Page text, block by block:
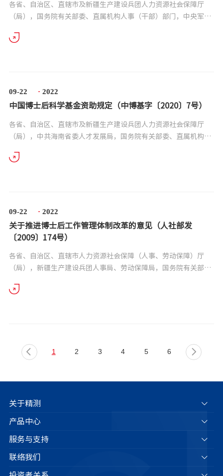
各省、自治区、直辖市及新疆生产建设兵团人力资源社会保障厅
（局），国务院有关部委、直属机构人事（干部）部门，中央军委
层次创新型青年人才的一项重要制 度。改革...
09-22 · 2022
中国博士后科学基金资助规定（中博基字〔2020〕7号）
各省、自治区、直辖市及新疆生产建设兵团人力资源社会保障厅
（局），中共海南省委人才发展局，国务院有关部委、直属机构人
位： 《中国博士后科学基金资助规定》已经中国...
09-22 · 2022
关于推进博士后工作管理体制改革的意见（人社部发
〔2009〕174号）
各省、自治区、直辖市人力资源社会保障（人事、劳动保障）厅
（局），新疆生产建设兵团人事局、劳动保障局，国务院有关部
深入实施科教兴国战略和人才强国战略，进一步发挥博...
1 2 3 4 5 6
关于精测
产品中心
服务与支持
联络我们